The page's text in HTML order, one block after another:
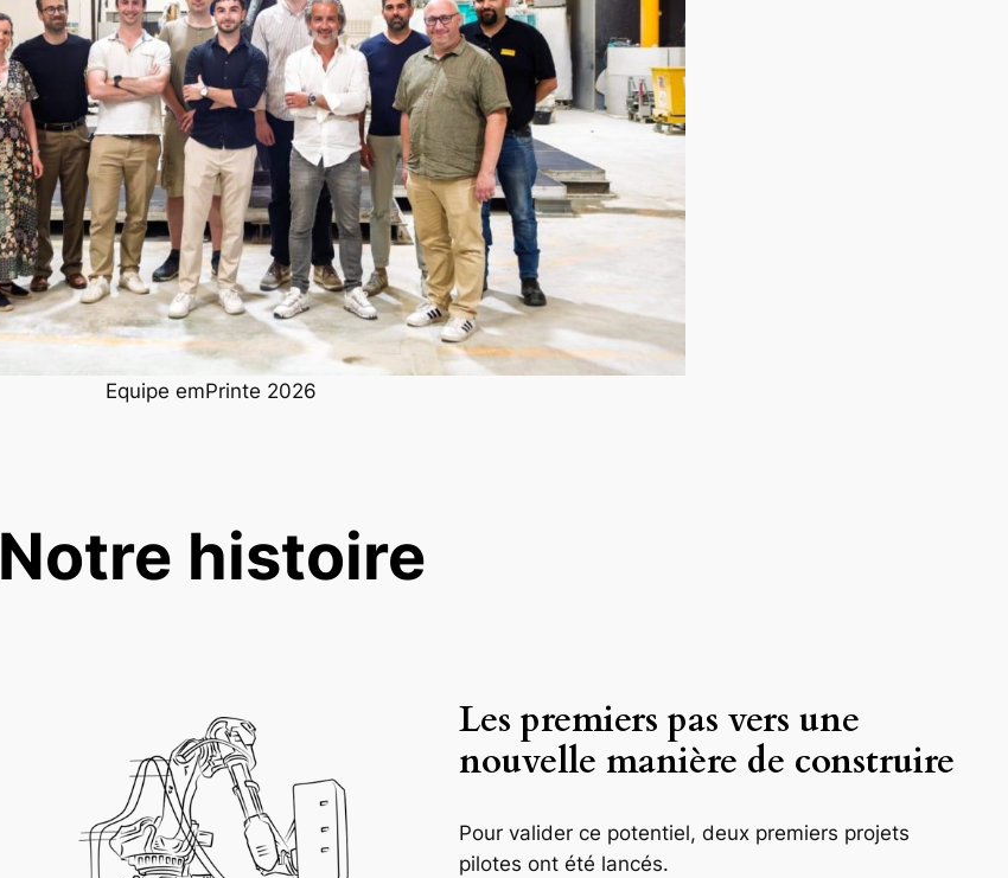
Equipe emPrinte 2026
Notre histoire
Les premiers pas vers une
nouvelle manière de construire
Pour valider ce potentiel, deux premiers projets
pilotes ont été lancés.